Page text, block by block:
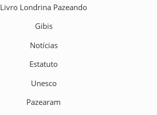
Livro Londrina Pazeando
Gibis
Notícias
Estatuto
Unesco
Pazearam